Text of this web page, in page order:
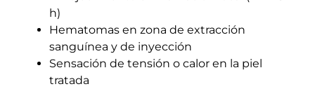
h)
Hematomas en zona de extracción
sanguínea y de inyección
Sensación de tensión o calor en la piel
tratada